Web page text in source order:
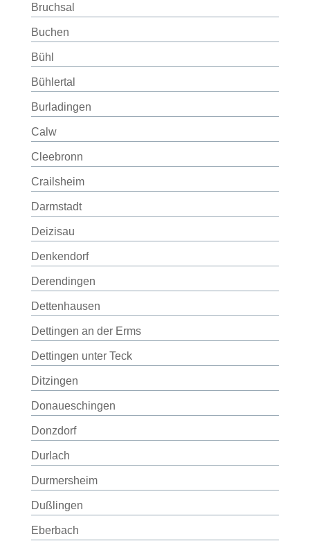
Bruchsal
Buchen
Bühl
Bühlertal
Burladingen
Calw
Cleebronn
Crailsheim
Darmstadt
Deizisau
Denkendorf
Derendingen
Dettenhausen
Dettingen an der Erms
Dettingen unter Teck
Ditzingen
Donaueschingen
Donzdorf
Durlach
Durmersheim
Dußlingen
Eberbach